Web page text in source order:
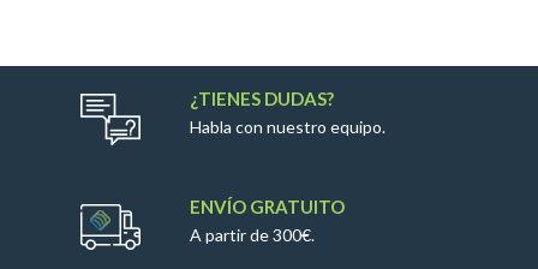
¿TIENES DUDAS?
Habla con nuestro equipo.
ENVÍO GRATUITO
A partir de 300€.